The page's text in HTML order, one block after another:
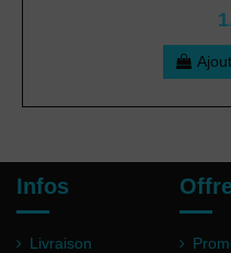
Infos
Livraison